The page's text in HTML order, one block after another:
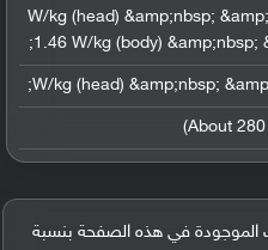
1.21 W/kg (head) &amp;nbsp;
1.46 W/kg (body) &amp;nbsp;
الموجودة في هذه الصفحة بنسبة